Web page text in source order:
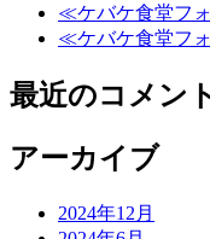
≪ケバケ食堂フ
≪ケバケ食堂フ
最近のコメン
アーカイブ
2024年12月